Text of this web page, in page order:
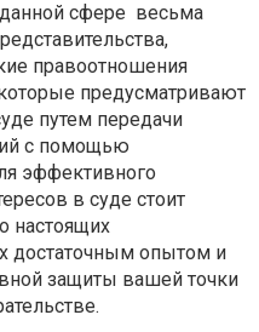
сфере весьма
правоотношения
предусматривают
путем передачи
с помощью
эффективного
в суде стоит
настоящих
достаточным опытом и
защиты вашей точки